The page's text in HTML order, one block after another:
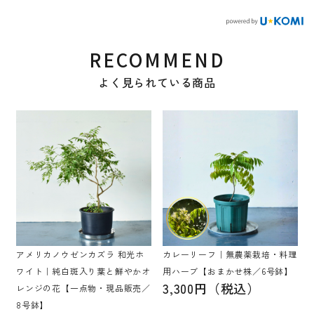
RECOMMEND
よく見られている商品
アメリカノウゼンカズラ 和光ホ
ワイト｜純白斑入り葉と鮮やかオ
レンジの花【一点物・現品販売／
8号鉢】
カレーリーフ｜無農薬栽培・料理
用ハーブ【おまかせ株／6号鉢】
3,300円（税込）